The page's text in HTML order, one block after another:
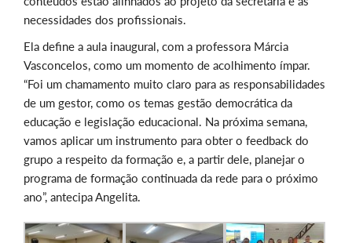
necessidades dos profissionais.
Ela define a aula inaugural, com a professora Márcia
Vasconcelos, como um momento de acolhimento ímpar.
“Foi um chamamento muito claro para as responsabilidades
de um gestor, como os temas gestão democrática da
educação e legislação educacional. Na próxima semana,
vamos aplicar um instrumento para obter o feedback do
grupo a respeito da formação e, a partir dele, planejar o
programa de formação continuada da rede para o próximo
ano”, antecipa Angelita.